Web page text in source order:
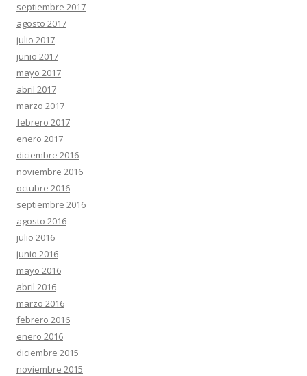
septiembre 2017
agosto 2017
julio 2017
junio 2017
mayo 2017
abril 2017
marzo 2017
febrero 2017
enero 2017
diciembre 2016
noviembre 2016
octubre 2016
septiembre 2016
agosto 2016
julio 2016
junio 2016
mayo 2016
abril 2016
marzo 2016
febrero 2016
enero 2016
diciembre 2015
noviembre 2015